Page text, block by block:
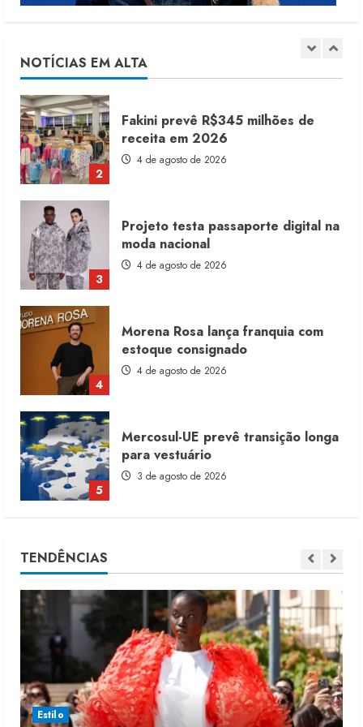
NOTÍCIAS EM ALTA
1
5 de agosto de 2026
2
Fakini prevê R$345 milhões de
receita em 2026
4 de agosto de 2026
3
Projeto testa passaporte digital na
moda nacional
4 de agosto de 2026
4
Morena Rosa lança franquia com
estoque consignado
4 de agosto de 2026
5
Mercosul-UE prevê transição longa
para vestuário
3 de agosto de 2026
1
2
Fakini prevê R$345 milhões de
receita em 2026
4 de agosto de 2026
TENDÊNCIAS
Estilo